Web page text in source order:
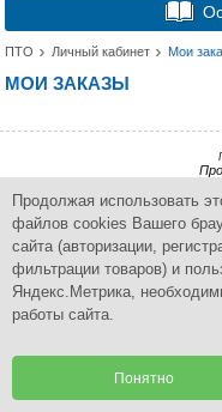
ПТО Личный кабинет Мои
МОИ ЗАКАЗЫ
Комплексное
©
Продолжая использовать
файлов cookies Вашего
сайта (авторизации,
фильтрации товаров) и
Яндекс.Метрика,
работы сайта.
Понятно